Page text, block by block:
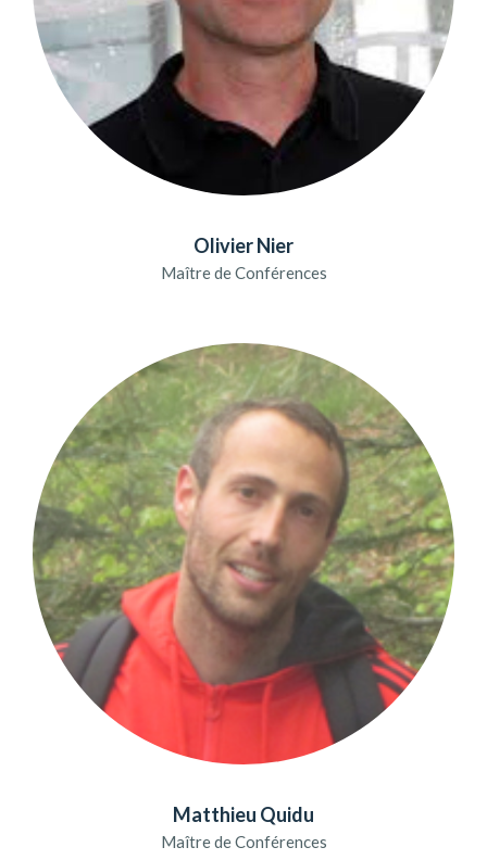
Olivier Nier
Maître de Conférences
Matthieu Quidu
Maître de Conférences